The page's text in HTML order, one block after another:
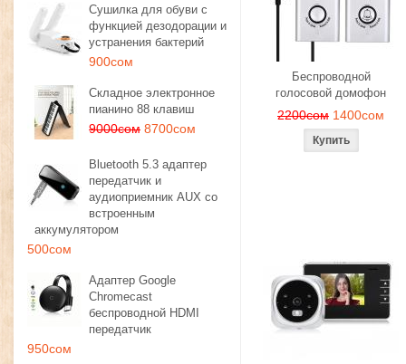
Сушилка для обуви с
функцией дезодорации и
устранения бактерий
900сом
Складное электронное
пианино 88 клавиш
9000сом 8700сом
Bluetooth 5.3 адаптер
передатчик и
аудиоприемник AUX со
встроенным
аккумулятором
500сом
Адаптер Google
Chromecast
беспроводной HDMI
передатчик
950сом
Беспроводной
голосовой домофон
2200сом 1400сом